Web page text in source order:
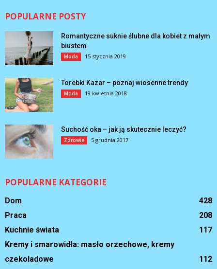
POPULARNE POSTY
Romantyczne suknie ślubne dla kobiet z małym
biustem
Moda 15 stycznia 2019
Torebki Kazar – poznaj wiosenne trendy
Moda 19 kwietnia 2018
Suchość oka – jak ją skutecznie leczyć?
Zdrowie 5 grudnia 2017
POPULARNE KATEGORIE
Dom
428
Praca
208
Kuchnie świata
117
Kremy i smarowidła: masło orzechowe, kremy
czekoladowe
112